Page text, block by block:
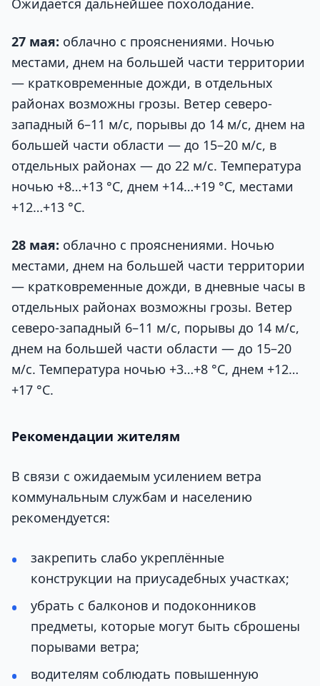
27 мая: облачно с прояснениями. Ночью
местами, днем на большей части территории
— кратковременные дожди, в отдельных
районах возможны грозы. Ветер северо-
западный 6–11 м/с, порывы до 14 м/с, днем на
большей части области — до 15–20 м/с, в
отдельных районах — до 22 м/с. Температура
ночью +8…+13 °C, днем +14…+19 °C, местами
+12…+13 °C.
28 мая: облачно с прояснениями. Ночью
местами, днем на большей части территории
— кратковременные дожди, в дневные часы в
отдельных районах возможны грозы. Ветер
северо-западный 6–11 м/с, порывы до 14 м/с,
днем на большей части области — до 15–20
м/с. Температура ночью +3…+8 °C, днем +12…
+17 °C.
Рекомендации жителям
В связи с ожидаемым усилением ветра
коммунальным службам и населению
рекомендуется:
закрепить слабо укреплённые
конструкции на приусадебных участках;
убрать с балконов и подоконников
предметы, которые могут быть сброшены
порывами ветра;
водителям соблюдать повышенную